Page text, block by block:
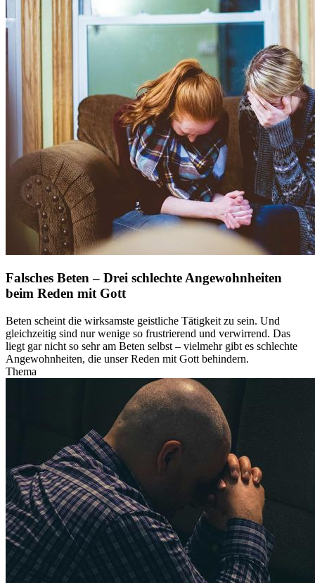
Falsches Beten – Drei schlechte Angewohnheiten
beim Reden mit Gott
Beten scheint die wirksamste geistliche Tätigkeit zu sein. Und
gleichzeitig sind nur wenige so frustrierend und verwirrend. Das
liegt gar nicht so sehr am Beten selbst – vielmehr gibt es schlechte
Angewohnheiten, die unser Reden mit Gott behindern.
Thema